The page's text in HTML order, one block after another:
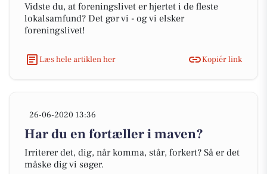
Vidste du, at foreningslivet er hjertet i de fleste
lokalsamfund? Det gør vi - og vi elsker
foreningslivet!
Læs hele artiklen her Kopiér link
26-06-2020 13:36
Har du en fortæller i maven?
Irriterer det, dig, når komma, står, forkert? Så er det
måske dig vi søger.